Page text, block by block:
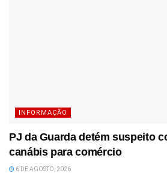
INFORMAÇÃO
PJ da Guarda detém suspeito
canábis para comércio
6 DE AGOSTO, 2026